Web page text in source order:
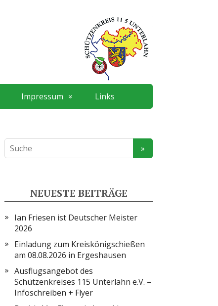
Impressum Links
NEUESTE BEITRÄGE
Ian Friesen ist Deutscher Meister
2026
Einladung zum Kreiskönigschießen
am 08.08.2026 in Ergeshausen
Ausflugsangebot des
Schützenkreises 115 Unterlahn e.V. –
Infoschreiben + Flyer